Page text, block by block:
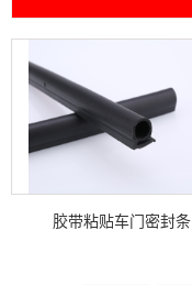
胶带粘贴车门密封条